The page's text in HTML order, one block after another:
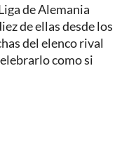
de Alemania
de ellas desde los
del elenco rival
como si